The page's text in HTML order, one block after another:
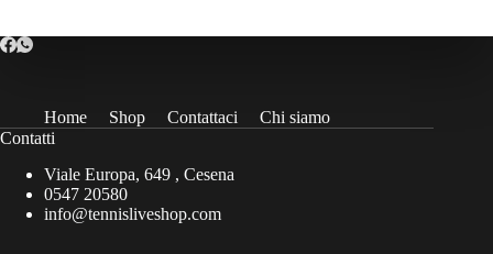
Home Shop Contattaci
Chi siamo
Contatti
Viale Europa, 649 , Cesena
0547 20580
info@tennisliveshop.com